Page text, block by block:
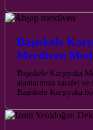
Başiskele
Merdiven
Başiskele Karşıyaka
alanlarınıza zarafet
Başiskele Karşıyaka